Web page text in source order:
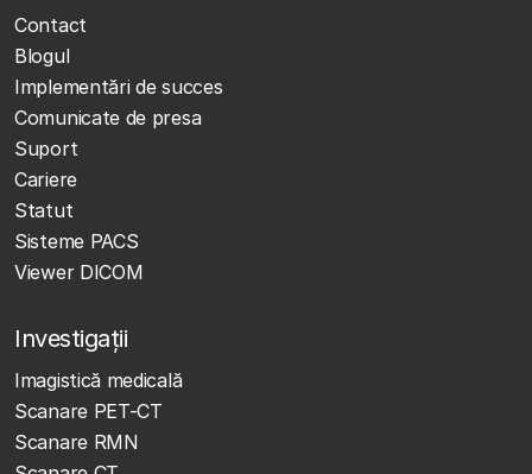
Contact
Blogul
Implementări de succes
Comunicate de presa
Suport
Cariere
Statut
Sisteme PACS
Viewer DICOM
Investigații
Imagistică medicală
Scanare PET-CT
Scanare RMN